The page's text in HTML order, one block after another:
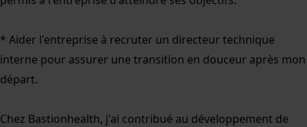
* Aider l'entreprise à recruter un directeur technique
interne pour assurer une transition en douceur après mon
départ.
Chez Bastionhealth, j'ai contribué au développement de